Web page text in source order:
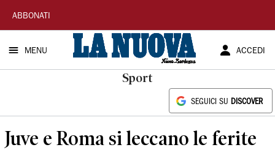
La
Nuova
Sardegna
ABBONATI
MENU ACCEDI
Sport
SEGUICI SU DISCOVER
Juve e Roma si leccano le ferite